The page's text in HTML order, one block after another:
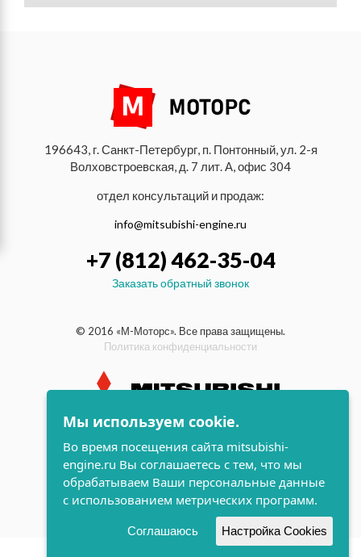
196643, г. Санкт-Петербург, п. Понтонный, ул. 2-я
Волховстроевская, д. 7 лит. А, офис 304
отдел консультаций и продаж:
info@mitsubishi-engine.ru
+7 (812) 462-35-04
Заказать обратный звонок
© 2016 «М-Моторс». Все права защищены.
Политика конфиденциальности
индустриальные и морские
дизельные двигатели Mitsubishi
разработка сайта
Мы используем cookie.
Во время посещения сайта mitsubishi-
engine.ru Вы соглашаетесь с тем, что мы
обрабатываем Ваши персональные данные
с использованием метрических программ.
Соглашаюсь Настройка Cookies